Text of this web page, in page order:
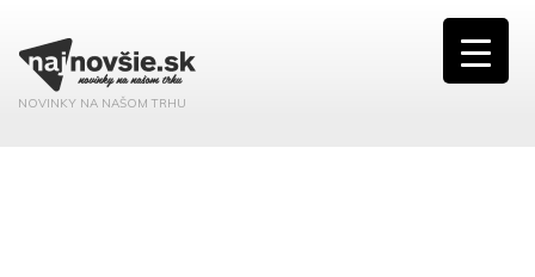
NOVINKY NA NAŠOM TRHU